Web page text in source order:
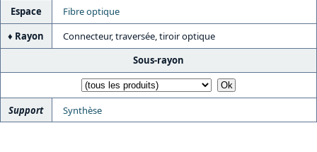
Espace
Fibre optique
Rayon
Connecteur, traversée, tiroir optique
Sous-rayon
Support Synthèse